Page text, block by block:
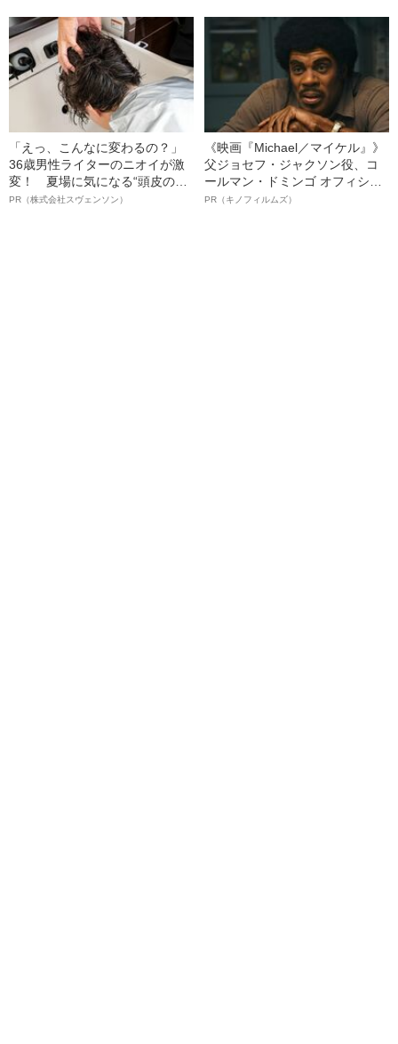
「えっ、こんなに変わるの？」
36歳男性ライターのニオイが激
変！ 夏場に気になる“頭皮のニ
オイ”や“ベタつき”を解消す
PR（株式会社スヴェンソン）
《映画『Michael／マイケル』》
父ジョセフ・ジャクソン役、コ
ールマン・ドミンゴ オフィシャ
ルインタビュー“観客を魅了した
PR（キノフィルムズ）